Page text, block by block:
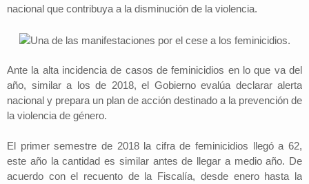
nacional que contribuya a la disminución de la violencia.
Ante la alta incidencia de casos de feminicidios en lo que va del
año, similar a los de 2018, el Gobierno evalúa declarar alerta
nacional y prepara un plan de acción destinado a la prevención de
la violencia de género.
El primer semestre de 2018 la cifra de feminicidios llegó a 62,
este año la cantidad es similar antes de llegar a medio año. De
acuerdo con el recuento de la Fiscalía, desde enero hasta la
Nacional